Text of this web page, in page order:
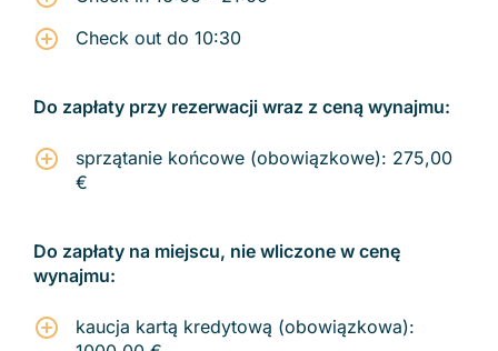
Check out do 10:30
Do zapłaty przy rezerwacji wraz z ceną wynajmu:
sprzątanie końcowe (obowiązkowe): 275,00
€
Do zapłaty na miejscu, nie wliczone w cenę
wynajmu:
kaucja kartą kredytową (obowiązkowa):